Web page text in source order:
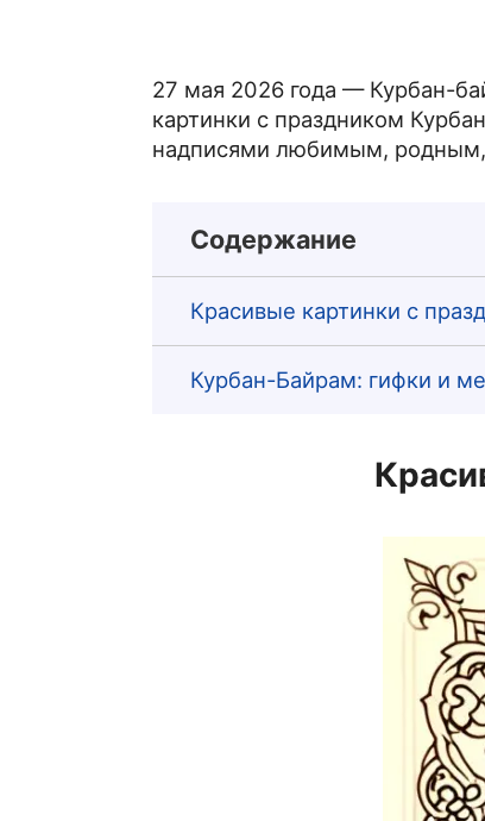
27 мая 2026 года — Курбан-
картинки с праздником
надписями любимым, родным,
Содержание
Красивые картинки с
Курбан-Байрам: гифки и